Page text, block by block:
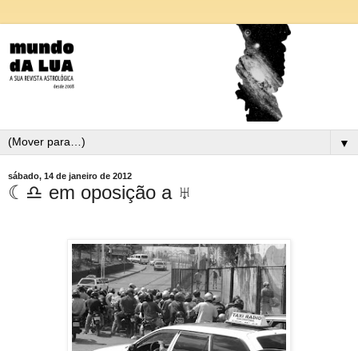
▼
sábado, 14 de janeiro de 2012
☾♎ em oposição a ♅